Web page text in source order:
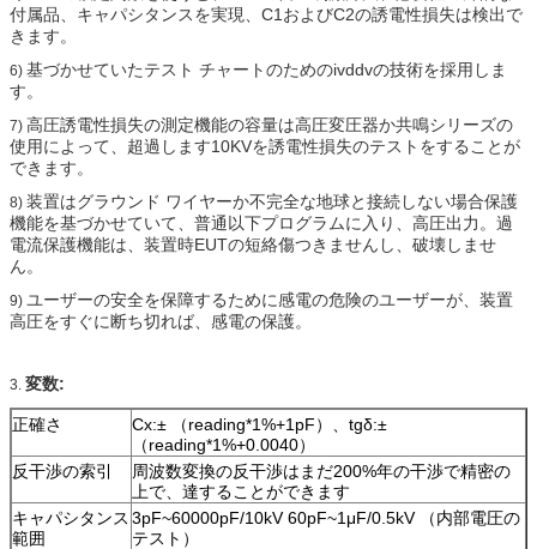
付属品、キャパシタンスを実現、C1およびC2の誘電性損失は検出で
きます。
6) 基づかせていたテスト チャートのためのivddvの技術を採用しま
す。
7) 高圧誘電性損失の測定機能の容量は高圧変圧器か共鳴シリーズの
使用によって、超過します10KVを誘電性損失のテストをすることが
できます。
8) 装置はグラウンド ワイヤーか不完全な地球と接続しない場合保護
機能を基づかせていて、普通以下プログラムに入り、高圧出力。過
電流保護機能は、装置時EUTの短絡傷つきませんし、破壊しませ
ん。
9) ユーザーの安全を保障するために感電の危険のユーザーが、装置
高圧をすぐに断ち切れば、感電の保護。
3. 変数:
正確さ
Cx:± （reading*1%+1pF）、tgδ:±
（reading*1%+0.0040）
反干渉の索引
周波数変換の反干渉はまだ200%年の干渉で精密の
上で、達することができます
キャパシタンス
範囲
3pF~60000pF/10kV 60pF~1μF/0.5kV （内部電圧の
テスト）